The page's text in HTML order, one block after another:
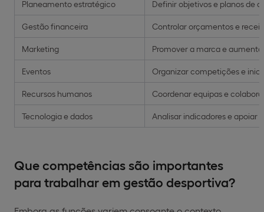
Planeamento estratégico Definir objetivos e planos de
Gestão financeira Controlar orçamentos e
Marketing Promover a marca e
Eventos Organizar competições e
Recursos humanos Coordenar equipas e
Tecnologia e dados Analisar indicadores e apoiar
Que competências são importantes
para trabalhar em gestão desportiva?